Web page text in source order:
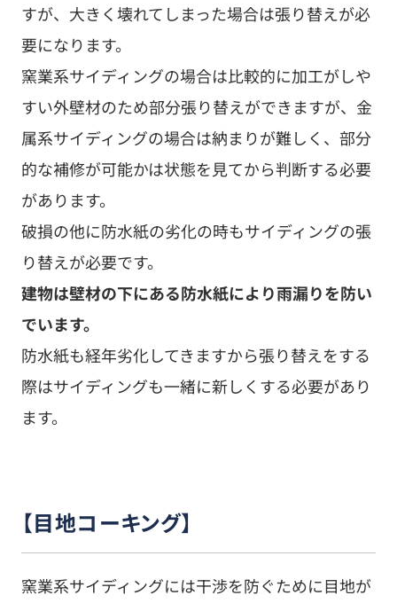
すが、大きく壊れてしまった場合は張り替えが必
要になります。
窯業系サイディングの場合は比較的に加工がしや
すい外壁材のため部分張り替えができますが、金
属系サイディングの場合は納まりが難しく、部分
的な補修が可能かは状態を見てから判断する必要
があります。
破損の他に防水紙の劣化の時もサイディングの張
り替えが必要です。
建物は壁材の下にある防水紙により雨漏りを防い
でいます。
防水紙も経年劣化してきますから張り替えをする
際はサイディングも一緒に新しくする必要があり
ます。
【目地コーキング】
窯業系サイディングには干渉を防ぐために目地が